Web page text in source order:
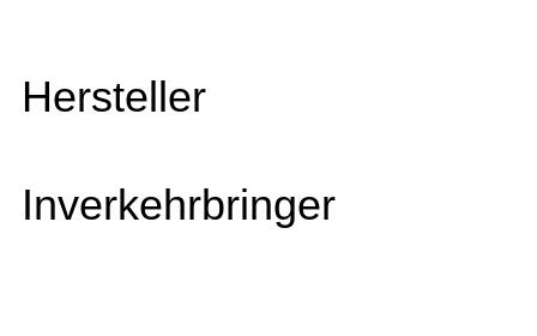
Hersteller
Inverkehrbringer